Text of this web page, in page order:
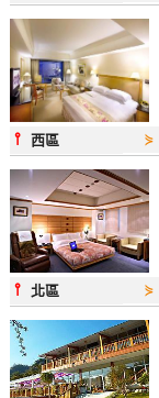
⫯西區 ⋟
⫯北區 ⋟